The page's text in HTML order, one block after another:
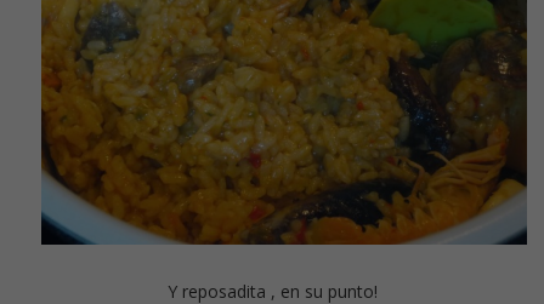
Y reposadita , en su punto!